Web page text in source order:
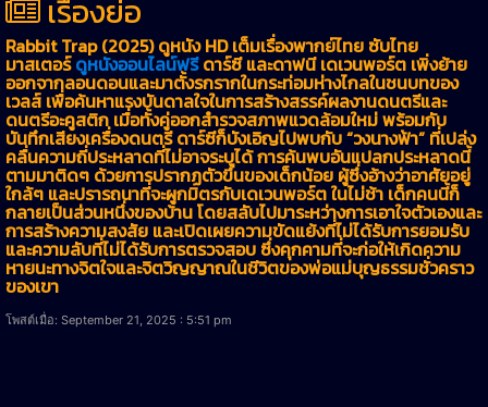
เรื่องย่อ
Rabbit Trap (2025) ดูหนัง HD เต็มเรื่องพากย์ไทย ซับไทย
มาสเตอร์ดูหนังออนไลน์ฟรีดาร์ซี และดาฟนี เดเวนพอร์ต เพิ่งย้าย
ออกจากลอนดอนและมาตั้งรกรากในกระท่อมห่างไกลในชนบทของ
เวลส์ เพื่อค้นหาแรงบันดาลใจในการสร้างสรรค์ผลงานดนตรีและ
ดนตรีอะคูสติก เมื่อทั้งคู่ออกสำรวจสภาพแวดล้อมใหม่ พร้อมกับ
บันทึกเสียงเครื่องดนตรี ดาร์ซีก็บังเอิญไปพบกับ “วงนางฟ้า” ที่เปล่ง
คลื่นความถี่ประหลาดที่ไม่อาจระบุได้ การค้นพบอันแปลกประหลาดนี้
ตามมาติดๆ ด้วยการปรากฏตัวขึ้นของเด็กน้อย ผู้ซึ่งอ้างว่าอาศัยอยู่
ใกล้ๆ และปรารถนาที่จะผูกมิตรกับเดเวนพอร์ต ในไม่ช้า เด็กคนนี้ก็
กลายเป็นส่วนหนึ่งของบ้าน โดยสลับไปมาระหว่างการเอาใจตัวเองและ
การสร้างความสงสัย และเปิดเผยความขัดแย้งที่ไม่ได้รับการยอมรับ
และความลับที่ไม่ได้รับการตรวจสอบ ซึ่งคุกคามที่จะก่อให้เกิดความ
หายนะทางจิตใจและจิตวิญญาณในชีวิตของพ่อแม่บุญธรรมชั่วคราว
ของเขา
โพสต์เมื่อ: September 21, 2025 : 5:51 pm